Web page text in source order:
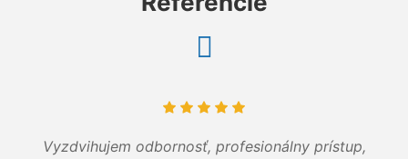
Vyzdvihujem odbornosť, profesionálny prístup,